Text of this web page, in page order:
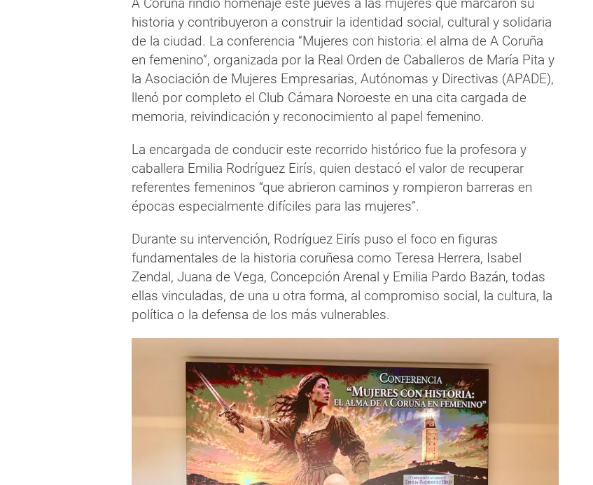
A Coruña rindió homenaje este jueves a las mujeres que marcaron su
historia y contribuyeron a construir la identidad social, cultural y solidaria
de la ciudad. La conferencia “Mujeres con historia: el alma de A Coruña
en femenino”, organizada por la Real Orden de Caballeros de María Pita y
la Asociación de Mujeres Empresarias, Autónomas y Directivas (APADE),
llenó por completo el Club Cámara Noroeste en una cita cargada de
memoria, reivindicación y reconocimiento al papel femenino.
La encargada de conducir este recorrido histórico fue la profesora y
caballera Emilia Rodríguez Eirís, quien destacó el valor de recuperar
referentes femeninos “que abrieron caminos y rompieron barreras en
épocas especialmente difíciles para las mujeres”.
Durante su intervención, Rodríguez Eirís puso el foco en figuras
fundamentales de la historia coruñesa como Teresa Herrera, Isabel
Zendal, Juana de Vega, Concepción Arenal y Emilia Pardo Bazán, todas
ellas vinculadas, de una u otra forma, al compromiso social, la cultura, la
política o la defensa de los más vulnerables.